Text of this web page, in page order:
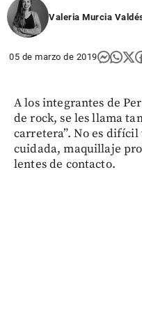
Valeria Murcia
05 de marzo de 2019
A los integrantes de
de rock, se les llama
carretera”. No es
cuidada, maquillaje
lentes de contacto.